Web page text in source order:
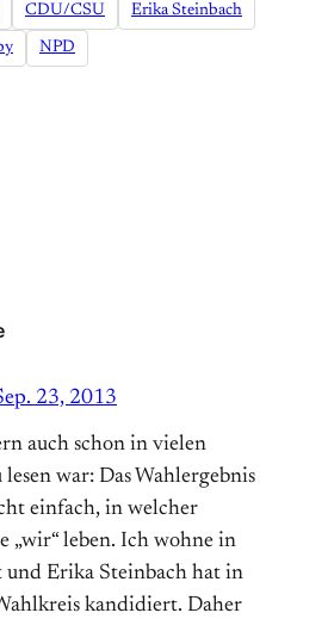
CDU/CSU Erika Steinbach
NPD
23, 2013
auch schon in vielen
lesen war: Das Wahlergebnis
einfach, in welcher
„wir“ leben. Ich wohne in
und Erika Steinbach hat in
kandidiert. Daher